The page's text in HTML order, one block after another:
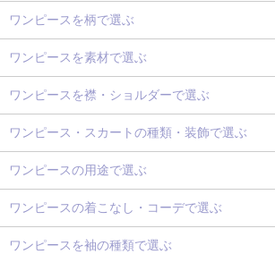
ワンピースを柄で選ぶ
ワンピースを素材で選ぶ
ワンピースを襟・ショルダーで選ぶ
ワンピース・スカートの種類・装飾で選ぶ
ワンピースの用途で選ぶ
ワンピースの着こなし・コーデで選ぶ
ワンピースを袖の種類で選ぶ